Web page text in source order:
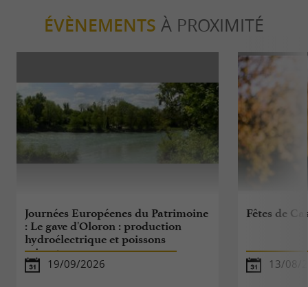
ÉVÈNEMENTS À PROXIMITÉ
Journées Européenes du Patrimoine
: Le gave d'Oloron : production
hydroélectrique et poissons
migrateurs
19/09/2026
Fêtes de
13/08/